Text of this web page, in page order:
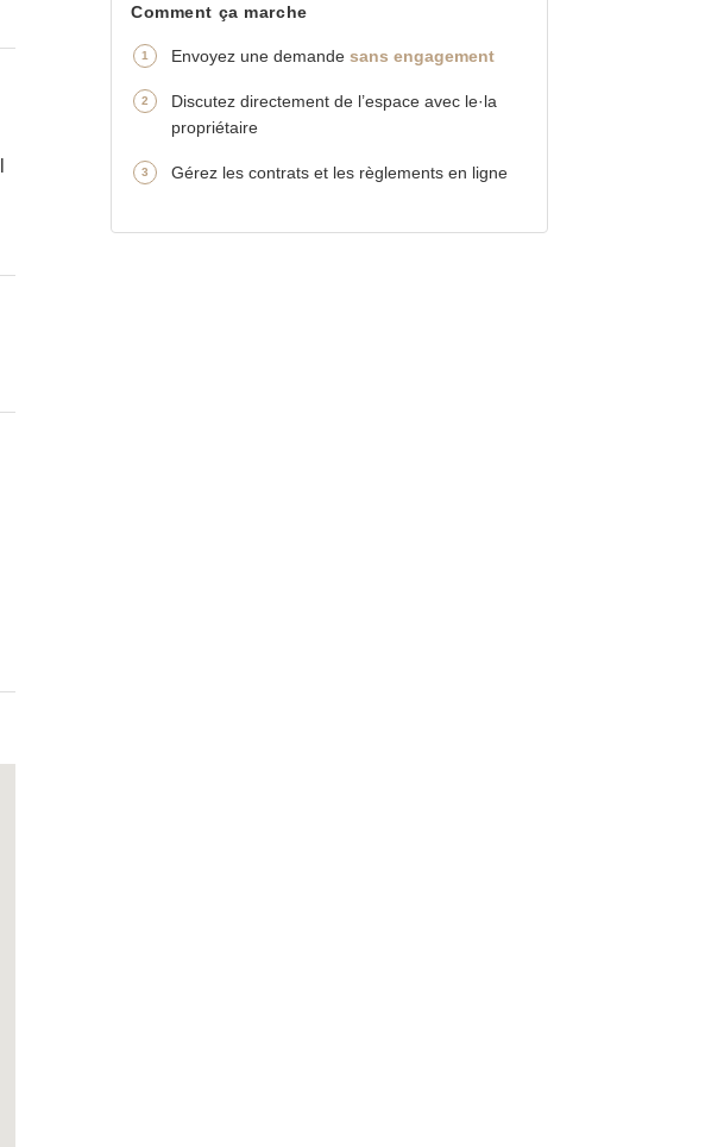
Comment ça marche
Envoyez une demandesans engagement
Discutez directement de l’espace avec le·la
propriétaire
Gérez les contrats et les règlements en ligne